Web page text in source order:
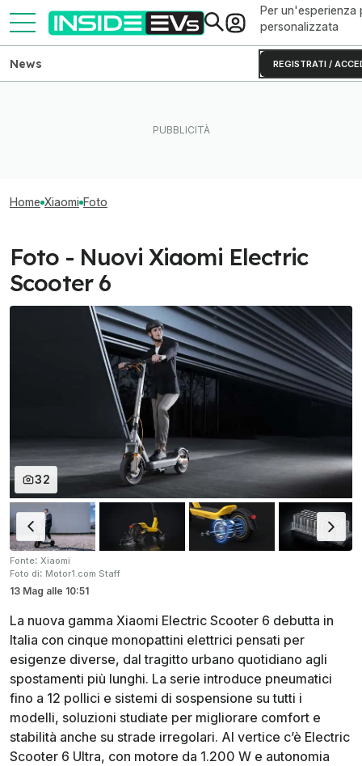
Per un'esperienza
personalizzata
REGISTRATI /
News
Home Xiaomi Foto
Foto - Nuovi Xiaomi Electric
Scooter 6
32
Fonte: Xiaomi
Foto di: Motor1.com Staff
13 Mag alle 10:51
La nuova gamma Xiaomi Electric Scooter 6 debutta in
Italia con cinque monopattini elettrici pensati per
esigenze diverse, dal tragitto urbano quotidiano agli
spostamenti più lunghi. La serie introduce pneumatici
fino a 12 pollici e sistemi di sospensione su tutti i
modelli, soluzioni studiate per migliorare comfort e
stabilità anche su strade irregolari. Al vertice c’è Electric
Scooter 6 Ultra, con motore da 1.200 W e autonomia